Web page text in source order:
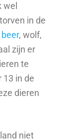
in de
, wolf,
zijn er
te
13 in de
dieren
niet